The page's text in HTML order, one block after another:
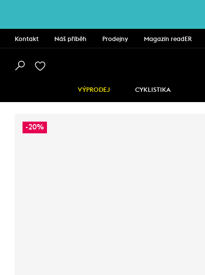
Kontakt Náš příběh Prodejny Magazín readER
VÝPRODEJ CYKLISTIKA
-20%